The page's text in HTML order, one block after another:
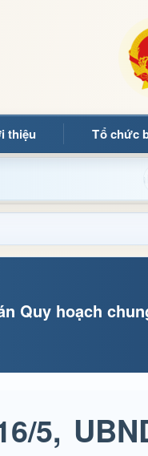
thiệu Tổ chức
phương nhanh chóng,
Quy hoạch
5,